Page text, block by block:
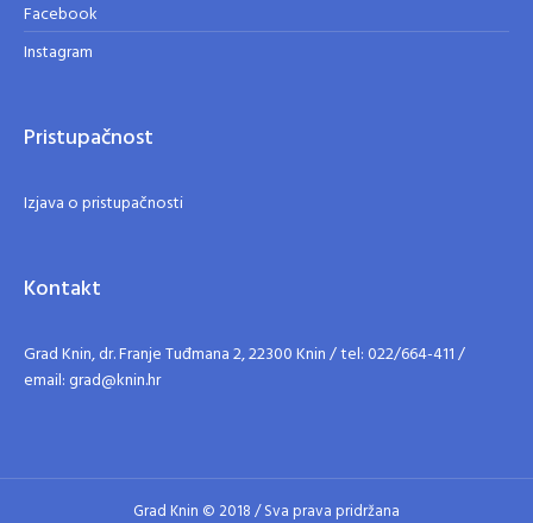
Facebook
Instagram
Pristupačnost
Izjava o pristupačnosti
Kontakt
Grad Knin, dr. Franje Tuđmana 2, 22300 Knin / tel: 022/664-411 /
email: grad@knin.hr
Grad Knin © 2018 / Sva prava pridržana